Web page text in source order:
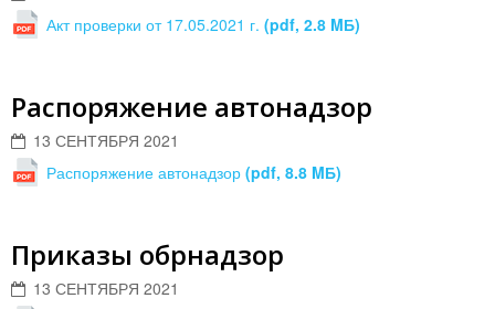
Акт проверки от 17.05.2021 г. (pdf, 2.8 MБ)
Распоряжение автонадзор
13 СЕНТЯБРЯ 2021
Распоряжение автонадзор (pdf, 8.8 MБ)
Приказы обрнадзор
13 СЕНТЯБРЯ 2021